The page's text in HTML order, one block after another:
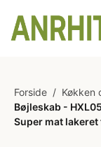
Forside / Køkken
Bøjleskab -
Super mat lakeret